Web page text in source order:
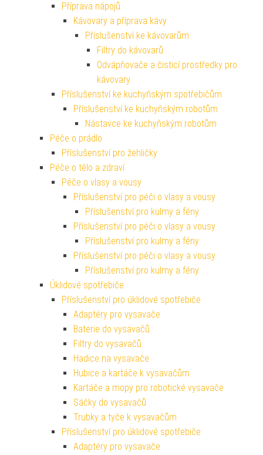
Příprava nápojů
Kávovary a příprava kávy
Příslušenství ke kávovarům
Filtry do kávovarů
Odvápňovače a čisticí prostředky pro
kávovary
Příslušenství ke kuchyňským spotřebičům
Příslušenství ke kuchyňským robotům
Nástavce ke kuchyňským robotům
Péče o prádlo
Příslušenství pro žehličky
Péče o tělo a zdraví
Péče o vlasy a vousy
Příslušenství pro péči o vlasy a vousy
Příslušenství pro kulmy a fény
Příslušenství pro péči o vlasy a vousy
Příslušenství pro kulmy a fény
Příslušenství pro péči o vlasy a vousy
Příslušenství pro kulmy a fény
Úklidové spotřebiče
Příslušenství pro úklidové spotřebiče
Adaptéry pro vysavače
Baterie do vysavačů
Filtry do vysavačů
Hadice na vysavače
Hubice a kartáče k vysavačům
Kartáče a mopy pro robotické vysavače
Sáčky do vysavačů
Trubky a tyče k vysavačům
Příslušenství pro úklidové spotřebiče
Adaptéry pro vysavače